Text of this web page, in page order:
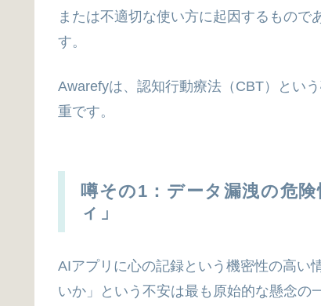
または不適切な使い方に起因するもので
す。
Awarefyは、認知行動療法（CBT）とい
重です。
噂その1：データ漏洩の危
ィ」
AIアプリに心の記録という機密性の高い
いか」という不安は最も原始的な懸念の